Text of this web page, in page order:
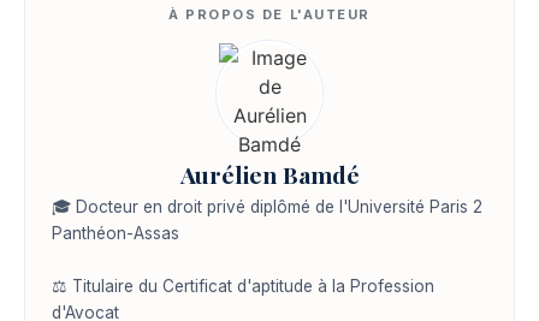
Aurélien Bamdé
🎓 Docteur en droit privé diplômé de l'Université Paris 2
Panthéon-Assas
⚖️ Titulaire du Certificat d'aptitude à la Profession
d'Avocat